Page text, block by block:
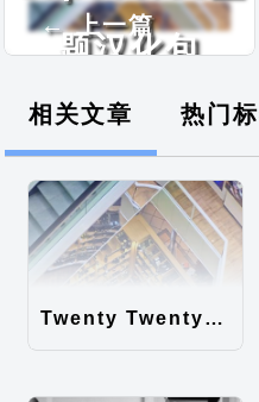
← 上一篇
题汉化包
相关文章 热门
Twenty Twenty-Five 免费的WordPress内容主题